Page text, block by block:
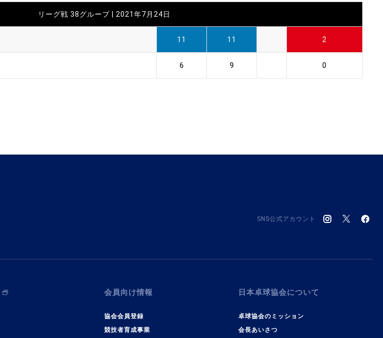
リーグ戦 38グループ | 2021年7月24日
11 11 2
6 9 0
SNS公式アカウント
会員向け情報
協会会員登録
競技者育成事業
日本卓球協会について
卓球協会のミッション
会長あいさつ